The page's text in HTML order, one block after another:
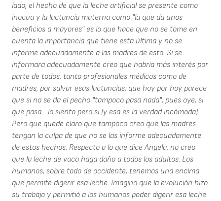
lado, el hecho de que la leche artificial se presente como
inocua y la lactancia materna como "la que da unos
beneficios a mayores" es lo que hace que no se tome en
cuenta la importancia que tiene esta última y no se
informe adecuadamente a las madres de esto. Si se
informara adecuadamente creo que habría más interés por
parte de todos, tanto profesionales médicos como de
madres, por salvar esas lactancias, que hoy por hoy parece
que si no se da el pecho "tampoco pasa nada", pues oye, si
que pasa... lo siento pero si (y esa es la verdad incómoda).
Pero que quede claro que tampoco creo que las madres
tengan la culpa de que no se las informe adecuadamente
de estos hechos. Respecto a lo que dice Angela, no creo
que la leche de vaca haga daño a todos los adultos. Los
humanos, sobre todo de occidente, tenemos una encima
que permite digerir esa leche. Imagino que la evolución hizo
su trabajo y permitió a los humanos poder digerir esa leche